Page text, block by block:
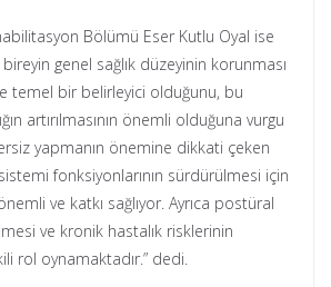
Bölümü Eser Kutlu Oyal ise
genel sağlık düzeyinin korunması
temel bir belirleyici olduğunu, bu
artırılmasının önemli olduğuna vurgu
yapmanın önemine dikkati çeken
fonksiyonlarının sürdürülmesi için
ve katkı sağlıyor. Ayrıca postüral
ve kronik hastalık risklerinin
rol oynamaktadır.” dedi.